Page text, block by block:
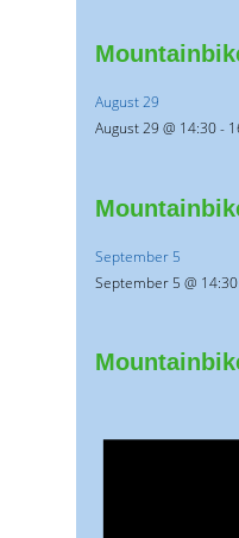
August 29
August 29 @ 14:30-
September 5
September 5 @ 14:30